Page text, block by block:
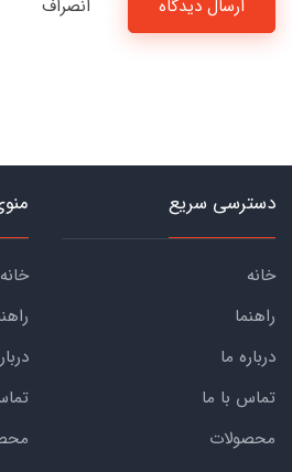
ارسال دیدگاه انصراف
دسترسی سریع
خانه
راهنما
درباره ما
تماس با ما
محصولات
خانه